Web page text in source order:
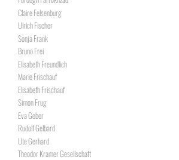
Claire Felsenburg
Ulrich Fischer
Sonja Frank
Bruno Frei
Elisabeth Freundlich
Marie Frischauf
Elisabeth Frischauf
Simon Frug
Eva Geber
Rudolf Gelbard
Ute Gerhard
Theodor Kramer Gesellschaft